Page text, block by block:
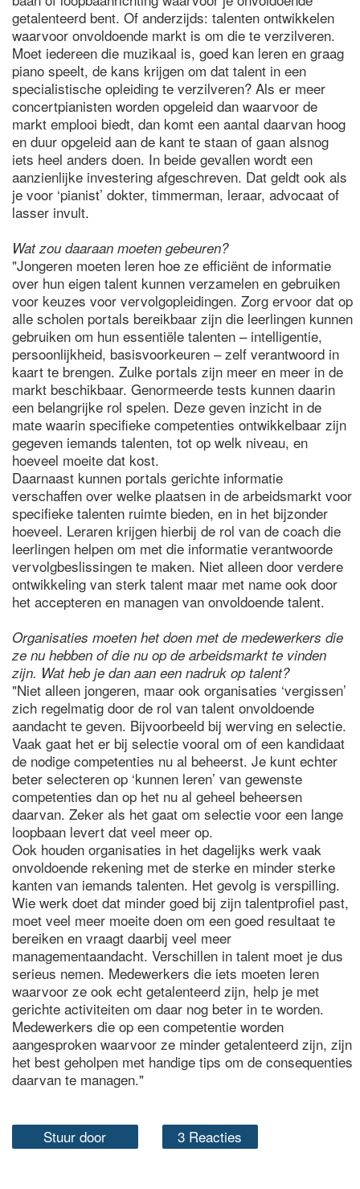
getalenteerd bent. Of anderzijds: talenten ontwikkelen
waarvoor onvoldoende markt is om die te verzilveren.
Moet iedereen die muzikaal is, goed kan leren en graag
piano speelt, de kans krijgen om dat talent in een
specialistische opleiding te verzilveren? Als er meer
concertpianisten worden opgeleid dan waarvoor de
markt emplooi biedt, dan komt een aantal daarvan hoog
en duur opgeleid aan de kant te staan of gaan alsnog
iets heel anders doen. In beide gevallen wordt een
aanzienlijke investering afgeschreven. Dat geldt ook als
je voor ‘pianist’ dokter, timmerman, leraar, advocaat of
lasser invult.
Wat zou daaraan moeten gebeuren?
"Jongeren moeten leren hoe ze efficiënt de informatie
over hun eigen talent kunnen verzamelen en gebruiken
voor keuzes voor vervolgopleidingen. Zorg ervoor dat op
alle scholen portals bereikbaar zijn die leerlingen kunnen
gebruiken om hun essentiële talenten – intelligentie,
persoonlijkheid, basisvoorkeuren – zelf verantwoord in
kaart te brengen. Zulke portals zijn meer en meer in de
markt beschikbaar. Genormeerde tests kunnen daarin
een belangrijke rol spelen. Deze geven inzicht in de
mate waarin specifieke competenties ontwikkelbaar zijn
gegeven iemands talenten, tot op welk niveau, en
hoeveel moeite dat kost.
Daarnaast kunnen portals gerichte informatie
verschaffen over welke plaatsen in de arbeidsmarkt voor
specifieke talenten ruimte bieden, en in het bijzonder
hoeveel. Leraren krijgen hierbij de rol van de coach die
leerlingen helpen om met die informatie verantwoorde
vervolgbeslissingen te maken. Niet alleen door verdere
ontwikkeling van sterk talent maar met name ook door
het accepteren en managen van onvoldoende talent.
Organisaties moeten het doen met de medewerkers die
ze nu hebben of die nu op de arbeidsmarkt te vinden
zijn. Wat heb je dan aan een nadruk op talent?
"Niet alleen jongeren, maar ook organisaties ‘vergissen’
zich regelmatig door de rol van talent onvoldoende
aandacht te geven. Bijvoorbeeld bij werving en selectie.
Vaak gaat het er bij selectie vooral om of een kandidaat
de nodige competenties nu al beheerst. Je kunt echter
beter selecteren op ‘kunnen leren’ van gewenste
competenties dan op het nu al geheel beheersen
daarvan. Zeker als het gaat om selectie voor een lange
loopbaan levert dat veel meer op.
Ook houden organisaties in het dagelijks werk vaak
onvoldoende rekening met de sterke en minder sterke
kanten van iemands talenten. Het gevolg is verspilling.
Wie werk doet dat minder goed bij zijn talentprofiel past,
moet veel meer moeite doen om een goed resultaat te
bereiken en vraagt daarbij veel meer
managementaandacht. Verschillen in talent moet je dus
serieus nemen. Medewerkers die iets moeten leren
waarvoor ze ook echt getalenteerd zijn, help je met
gerichte activiteiten om daar nog beter in te worden.
Medewerkers die op een competentie worden
aangesproken waarvoor ze minder getalenteerd zijn, zijn
het best geholpen met handige tips om de consequenties
daarvan te managen."
Stuur door 3 Reacties